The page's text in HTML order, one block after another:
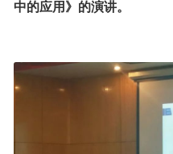
中的应用》的演讲。